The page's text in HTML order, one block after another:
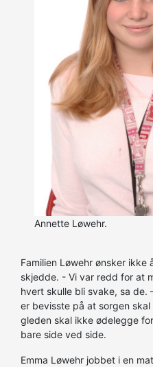
Annette Løwehr.
Familien Løwehr ønsker ikke
skjedde. - Vi var redd for at
hvert skulle bli svake, sa de.
er bevisste på at sorgen
gleden skal ikke ødelegge
bare side ved side.
Emma Løwehr jobbet i en